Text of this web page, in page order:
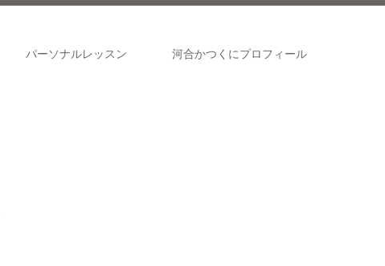
パーソナルレッスン 河合かつくにプロフィール